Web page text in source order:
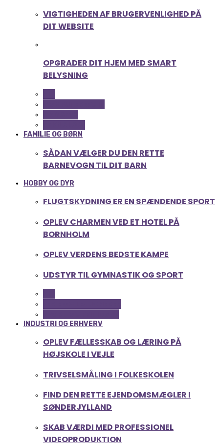
VIGTIGHEDEN AF BRUGERVENLIGHED PÅ
DIT WEBSITE
OPGRADER DIT HJEM MED SMART
BELYSNING
FAMILIE OG BØRN
SÅDAN VÆLGER DU DEN RETTE
BARNEVOGN TIL DIT BARN
HOBBY OG DYR
FLUGTSKYDNING ER EN SPÆNDENDE SPORT
OPLEV CHARMEN VED ET HOTEL PÅ
BORNHOLM
OPLEV VERDENS BEDSTE KAMPE
UDSTYR TIL GYMNASTIK OG SPORT
INDUSTRI OG ERHVERV
OPLEV FÆLLESSKAB OG LÆRING PÅ
HØJSKOLE I VEJLE
TRIVSELSMÅLING I FOLKESKOLEN
FIND DEN RETTE EJENDOMSMÆGLER I
SØNDERJYLLAND
SKAB VÆRDI MED PROFESSIONEL
VIDEOPRODUKTION